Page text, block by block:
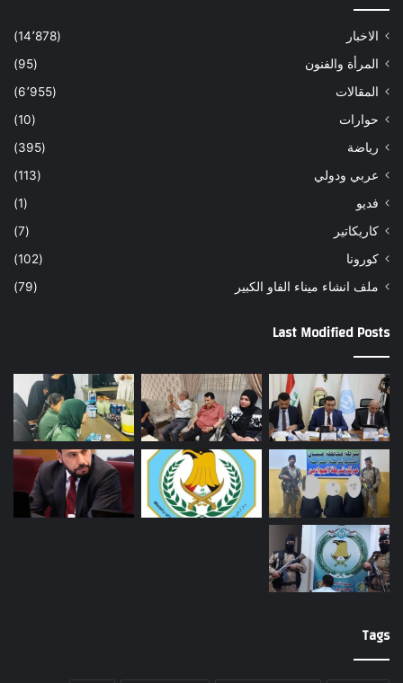
الاخبار
(14٬878)
المرأة والفنون
(95)
المقالات
(6٬955)
حوارات
(10)
رياضة
(395)
عربي ودولي
(113)
فديو
(1)
كاريكاتير
(7)
كورونا
(102)
ملف انشاء ميناء الفاو الكبير
(79)
Last Modified Posts
Tags